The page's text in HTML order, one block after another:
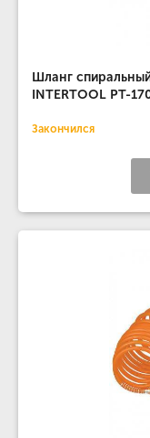
Шланг
INTERTOOL PT-
Закончился